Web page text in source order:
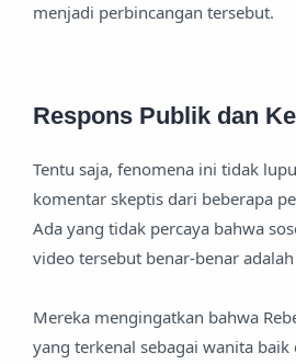
menjadi perbincangan tersebut.
Respons Publik dan
Tentu saja, fenomena ini tidak
komentar skeptis dari beberapa
Ada yang tidak percaya bahwa
video tersebut benar-benar adalah
Mereka mengingatkan bahwa
yang terkenal sebagai wanita baik